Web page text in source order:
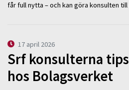
får full nytta – och kan göra konsulten
17 april 2026
Srf konsulterna
hos Bolagsverket